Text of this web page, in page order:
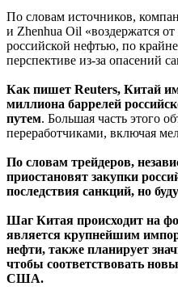
По словам источников,
и Zhenhua Oil «воздержатся
российской нефтью, по
перспективе из-за опасений
Как пишет Reuters, Китай
миллиона баррелей
путем. Большая часть этого
переработчиками, включая
По словам трейдеров,
приостановят закупки
последствия санкций, но
Шаг Китая происходит на
является крупнейшим
нефти, также планирует
чтобы соответствовать
США.